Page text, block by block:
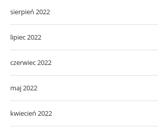
sierpień 2022
lipiec 2022
czerwiec 2022
maj 2022
kwiecień 2022